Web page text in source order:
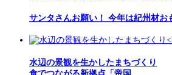
サンタさんお願い！ 今年は紀州材お
水辺の景観を生かしたまちづくり